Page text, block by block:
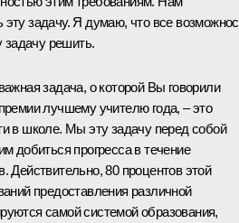
задачу. Я думаю, что все
задачу решить.
задача, о которой Вы говорили
лучшему учителю года, – это
в школе. Мы эту задачу перед собой
добиться прогресса в течение
Действительно, 80 процентов этой
предоставления различной
самой системой образования,